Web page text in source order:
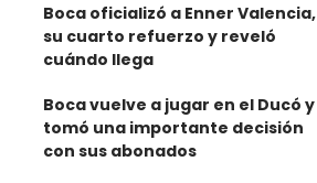
Boca oficializó a Enner Valencia,
su cuarto refuerzo y reveló
cuándo llega
Boca vuelve a jugar en el Ducó y
tomó una importante decisión
con sus abonados